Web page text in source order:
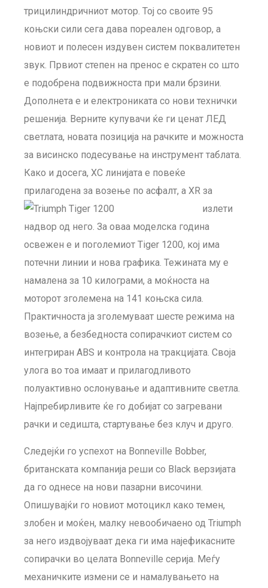
трицилиндричниот мотор. Тој со своите 95
коњски сили сега дава пореален одговор, а
новиот и полесен издувен систем поквалитетен
звук. Првиот степен на пренос е скратен со што
е подобрена подвижноста при мали брзини.
Дополнета е и електрониката со нови технички
решенија. Верните купувачи ќе ги ценат ЛЕД
светлата, новата позиција на рачките и можноста
за висинско подесување на инструмент таблата.
Како и досега, XC линијата е повеќе
прилагодена за возење по асфалт, а XR за
излети
надвор од него. За оваа моделска година
освежен е и поголемиот Tiger 1200, кој има
потечни линии и нова графика. Тежината му е
намалена за 10 килограми, а моќноста на
моторот зголемена на 141 коњска сила.
Практичноста ја зголемуваат шесте режима на
возење, а безбедноста сопирачкиот систем со
интегриран ABS и контрола на тракцијата. Своја
улога во тоа имаат и прилагодливото
полуактивно ослонување и адаптивните светла.
Најпребирливите ќе го добијат со загревани
рачки и седишта, стартување без клуч и друго.
Следејќи го успехот на Bonneville Bobber,
британската компанија реши со Black верзијата
да го однесе на нови пазарни височини.
Опишувајќи го новиот мотоцикл како темен,
злобен и моќен, малку невообичаено од Triumph
за него издвојуваат дека ги има најефикасните
сопирачки во целата Bonneville серија. Меѓу
механичките измени се и намалувањето на